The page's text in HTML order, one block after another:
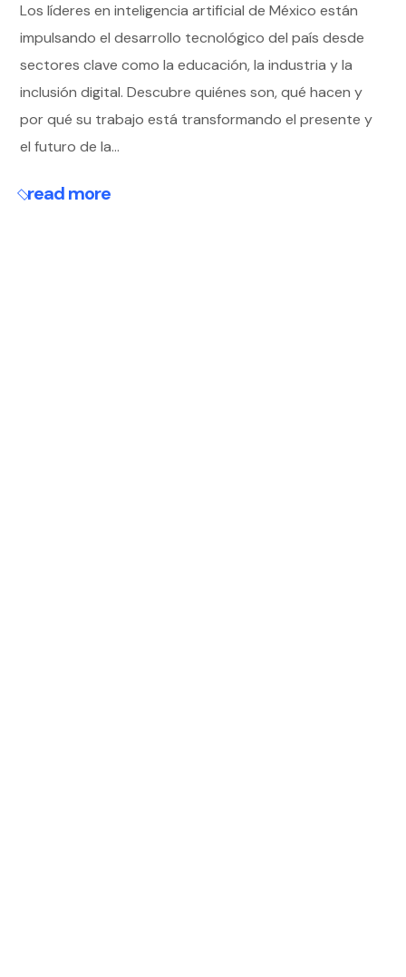
Los líderes en inteligencia artificial de México están
impulsando el desarrollo tecnológico del país desde
sectores clave como la educación, la industria y la
inclusión digital. Descubre quiénes son, qué hacen y
por qué su trabajo está transformando el presente y
el futuro de la...
read more